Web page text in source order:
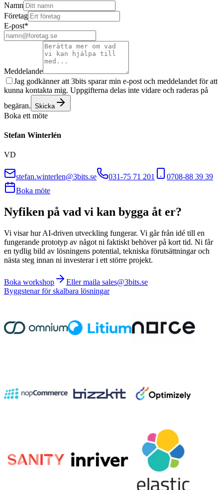
Namn
Företag
E-post*
Meddelande
Jag godkänner att 3bits sparar min e-post och meddelandet för att
kunna kontakta mig. Uppgifterna delas inte vidare och raderas på
begäran. Skicka
Boka ett möte
Stefan Winterlén
VD
stefan.winterlen@3bits.se 031-75 71 201
0708-88 39 39
Boka möte
Nyfiken på vad vi kan bygga åt er?
Vi visar hur AI-driven utveckling fungerar. Vi går från idé till en
fungerande prototyp av något ni faktiskt behöver på kort tid. Ni får
en tydlig bild av lösningens potential, tekniska förutsättningar och
nästa steg innan ni investerar i ett större projekt.
Boka workshop
Eller maila sales@3bits.se
Byggstenar för skalbara lösningar